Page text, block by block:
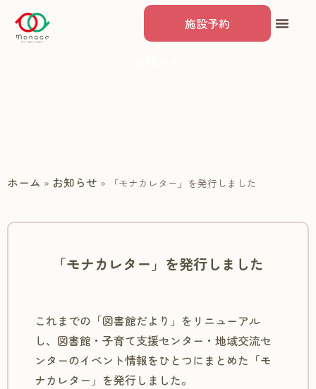
施設予約
ホーム » お知らせ » 「モナカレター」を発行しました
「モナカレター」を発行しました
これまでの「図書館だより」をリニューアル
し、図書館・子育て支援センター・地域交流セ
ンターのイベント情報をひとつにまとめた「モ
ナカレター」を発行しました。